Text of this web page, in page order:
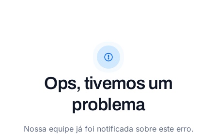
Ops, tivemos um
problema
Nossa equipe já foi notificada sobre este erro.